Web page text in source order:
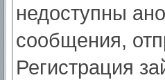
недоступны
сообщения,
Регистрация